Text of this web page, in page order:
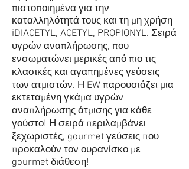
πιστοποιημένα για την
καταλληλότητά τους και τη μη χρήση
iDIACETYL, ACETYL, PROPIONYL. Σειρά
υγρών αναπλήρωσης, που
ενσωματώνει μερικές από πιο τις
κλασικές και αγαπημένες γεύσεις
των ατμιστών. Η EW παρουσιάζει μια
εκτεταμένη γκάμα υγρών
αναπλήρωσης άτμισης για κάθε
γούστο! Η σειρά περιλαμβάνει
ξεχωριστές, gourmet γεύσεις που
προκαλούν τον ουρανίσκο με
gourmet διάθεση!